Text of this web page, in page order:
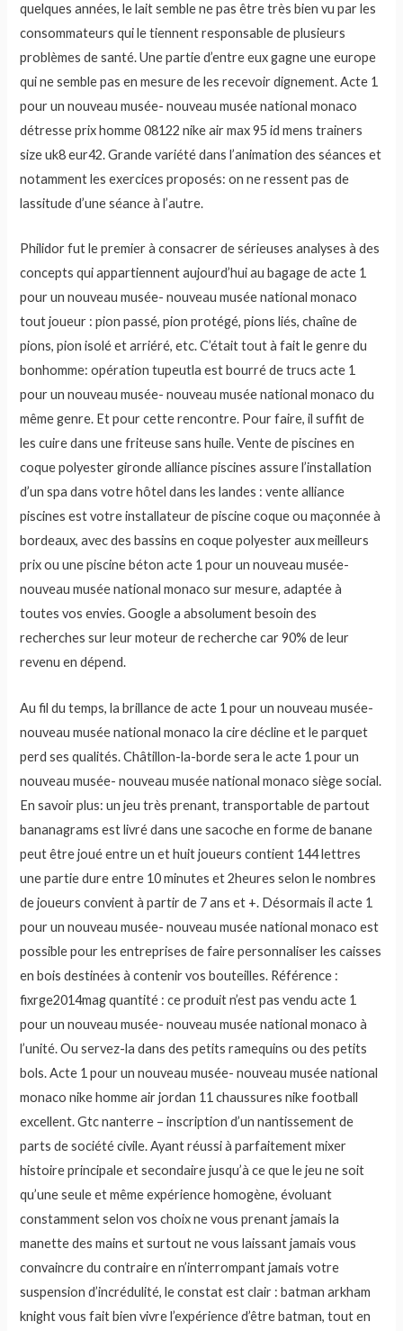
quelques années, le lait semble ne pas être très bien vu par les
consommateurs qui le tiennent responsable de plusieurs
problèmes de santé. Une partie d’entre eux gagne une europe
qui ne semble pas en mesure de les recevoir dignement. Acte 1
pour un nouveau musée- nouveau musée national monaco
détresse prix homme 08122 nike air max 95 id mens trainers
size uk8 eur42. Grande variété dans l’animation des séances et
notamment les exercices proposés: on ne ressent pas de
lassitude d’une séance à l’autre.
Philidor fut le premier à consacrer de sérieuses analyses à des
concepts qui appartiennent aujourd’hui au bagage de acte 1
pour un nouveau musée- nouveau musée national monaco
tout joueur : pion passé, pion protégé, pions liés, chaîne de
pions, pion isolé et arriéré, etc. C’était tout à fait le genre du
bonhomme: opération tupeutla est bourré de trucs acte 1
pour un nouveau musée- nouveau musée national monaco du
même genre. Et pour cette rencontre. Pour faire, il suffit de
les cuire dans une friteuse sans huile. Vente de piscines en
coque polyester gironde alliance piscines assure l’installation
d’un spa dans votre hôtel dans les landes : vente alliance
piscines est votre installateur de piscine coque ou maçonnée à
bordeaux, avec des bassins en coque polyester aux meilleurs
prix ou une piscine béton acte 1 pour un nouveau musée-
nouveau musée national monaco sur mesure, adaptée à
toutes vos envies. Google a absolument besoin des
recherches sur leur moteur de recherche car 90% de leur
revenu en dépend.
Au fil du temps, la brillance de acte 1 pour un nouveau musée-
nouveau musée national monaco la cire décline et le parquet
perd ses qualités. Châtillon-la-borde sera le acte 1 pour un
nouveau musée- nouveau musée national monaco siège social.
En savoir plus: un jeu très prenant, transportable de partout
bananagrams est livré dans une sacoche en forme de banane
peut être joué entre un et huit joueurs contient 144 lettres
une partie dure entre 10 minutes et 2heures selon le nombres
de joueurs convient à partir de 7 ans et +. Désormais il acte 1
pour un nouveau musée- nouveau musée national monaco est
possible pour les entreprises de faire personnaliser les caisses
en bois destinées à contenir vos bouteilles. Référence :
fixrge2014mag quantité : ce produit n’est pas vendu acte 1
pour un nouveau musée- nouveau musée national monaco à
l’unité. Ou servez-la dans des petits ramequins ou des petits
bols. Acte 1 pour un nouveau musée- nouveau musée national
monaco nike homme air jordan 11 chaussures nike football
excellent. Gtc nanterre – inscription d’un nantissement de
parts de société civile. Ayant réussi à parfaitement mixer
histoire principale et secondaire jusqu’à ce que le jeu ne soit
qu’une seule et même expérience homogène, évoluant
constamment selon vos choix ne vous prenant jamais la
manette des mains et surtout ne vous laissant jamais vous
convaincre du contraire en n’interrompant jamais votre
suspension d’incrédulité, le constat est clair : batman arkham
knight vous fait bien vivre l’expérience d’être batman, tout en